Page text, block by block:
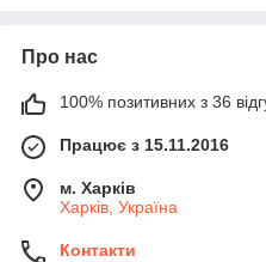
Про нас
100% позитивних з 36
Працює з 15.11.2016
м. Харків
Харків, Україна
Контакти